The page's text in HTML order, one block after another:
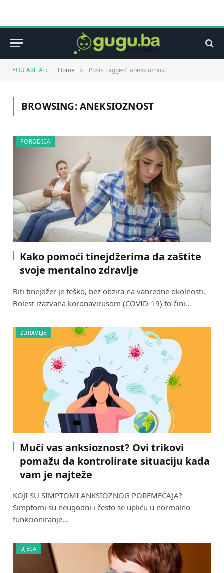
YOU ARE AT: Home » Posts Tagged "aneksioznost"
BROWSING:ANEKSIOZNOST
PORODICA
Kako pomoći tinejdžerima da zaštite
svoje mentalno zdravlje
Biti tinejdžer je teško, bez obzira na vanredne okolnosti.
Bolest izazvana koronavirusom (COVID-19) to čini…
ZDRAVLJE
Muči vas anksioznost? Ovi trikovi
pomažu da kontrolirate situaciju kada
vam je najteže
KOJI SU SIMPTOMI ANKSIOZNOG POREMEĆAJA?
Simptomi su neugodni i često se upliću u normalno
funkcioniranje…
DJECA